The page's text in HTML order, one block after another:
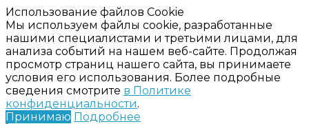
Использование файлов Cookie
Мы используем файлы cookie, разработанные
нашими специалистами и третьими лицами, для
анализа событий на нашем веб-сайте. Продолжая
просмотр страниц нашего сайта, вы принимаете
условия его использования. Более подробные
сведения смотрите в Политике
конфиденциальности.
Принимаю Подробнее